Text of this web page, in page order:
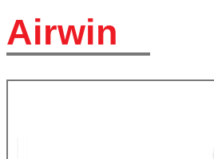
Airwin